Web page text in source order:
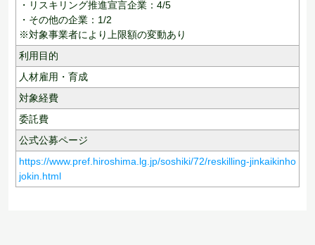
・リスキリング推進宣言企業：4/5
・その他の企業：1/2
※対象事業者により上限額の変動あり
利用目的
人材雇用・育成
対象経費
委託費
公式公募ページ
https://www.pref.hiroshima.lg.jp/soshiki/72/reskilling-jinkaikinho
jokin.html